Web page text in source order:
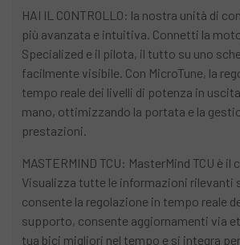
HAI IL CONTROLLO: la nostra unità di
più avanzata e intuitiva. Connetti la
Specialized e il pilota, il tutto su uno
facilmente visibile. Con MicroTune, la
tempo reale dei livelli di potenza in
mano, ottimizzando la portata e la
prestazioni.
MASTERMIND TCU: MasterMind TCU è
Visualizza tutte le informazioni rilevanti
consente la regolazione in tempo reale
supporto, consente aggiornamenti via
tua bici migliori nel tempo e si integra